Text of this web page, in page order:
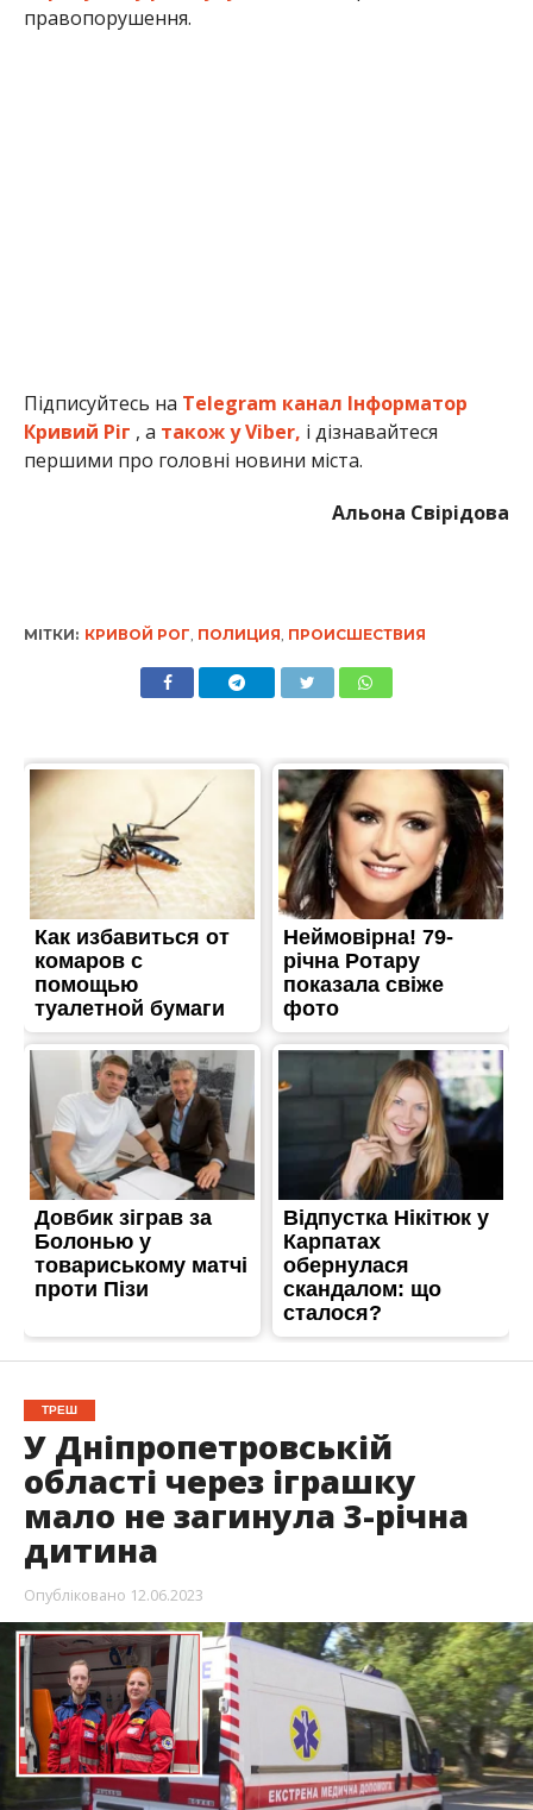
правопорушення.
Підписуйтесь на Telegram канал Інформатор
Кривий Ріг , а також у Viber, і дізнавайтеся
першими про головні новини міста.
Альона Свірідова
МІТКИ: КРИВОЙ РОГ ПОЛИЦИЯ ПРОИСШЕСТВИЯ
ТРЕШ
У Дніпропетровській
області через іграшку
мало не загинула 3-річна
дитина
Опубліковано 12.06.2023